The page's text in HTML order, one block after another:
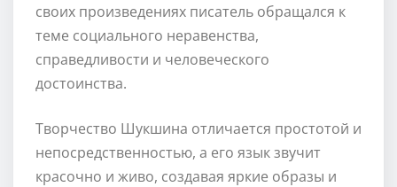
своих произведениях писатель обращался к
теме социального неравенства,
справедливости и человеческого
достоинства.
Творчество Шукшина отличается простотой и
непосредственностью, а его язык звучит
красочно и живо, создавая яркие образы и